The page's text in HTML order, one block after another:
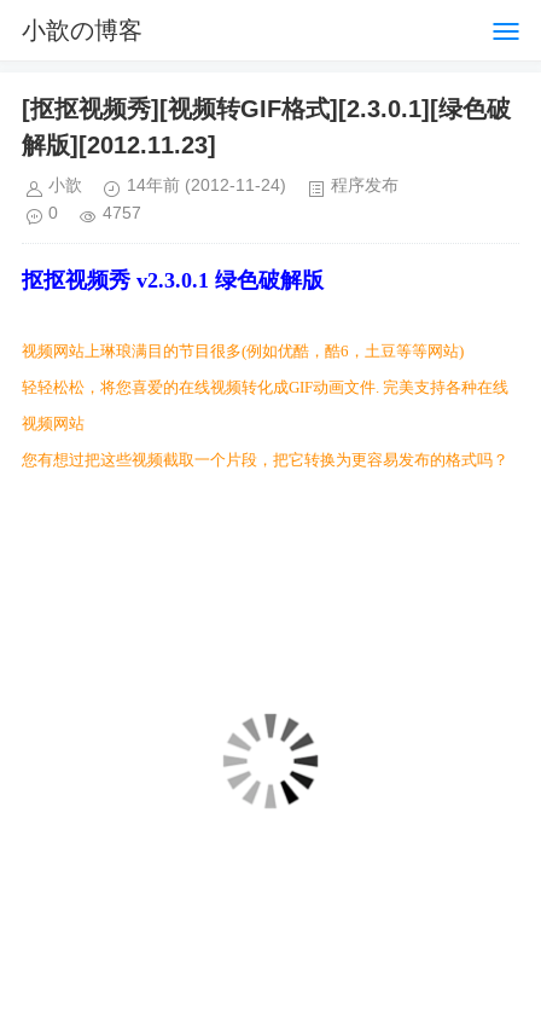
小歆の博客
[抠抠视频秀][视频转GIF格式][2.3.0.1][绿色破
解版][2012.11.23]
小歆 14年前 (2012-11-24)
程序发布
0
4757
抠抠视频秀 v2.3.0.1 绿色破解版
视频网站上琳琅满目的节目很多(例如优酷，酷6，土豆等等网站)
轻轻松松，将您喜爱的在线视频转化成GIF动画文件. 完美支持各种在线
视频网站
您有想过把这些视频截取一个片段，把它转换为更容易发布的格式吗？